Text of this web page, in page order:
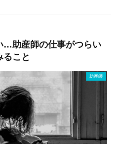
…助産師の仕事がつらい
ること
助産師